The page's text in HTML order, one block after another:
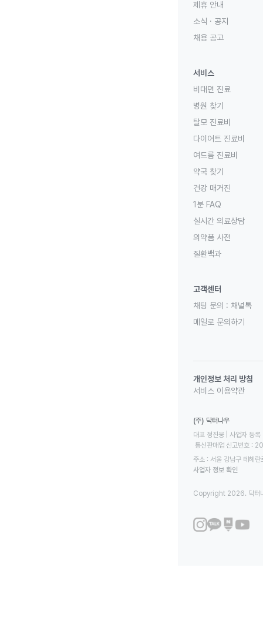
제휴 안내
소식 · 공지
채용 공고
서비스
비대면 진료
병원 찾기
탈모 진료비
다이어트 진료비
여드름 진료비
약국 찾기
건강 매거진
1분 FAQ
실시간 의료상담
의약품 사전
질환백과
고객센터
채팅 문의 : 채널톡
메일로 문의하기
개인정보 처리 방침
서비스 이용약관
(주) 닥터나우
대표 정진웅 | 사업자
통신판매업 신고번호
주소 : 서울 강남구 테헤
사업자 정보 확인
Copyright 2026. 닥터